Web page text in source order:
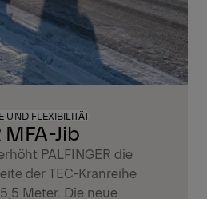
MFA-Jib
UND FLEXIBILITÄT
PALFINGER die
der TEC-Kranreihe
Meter. Die neue